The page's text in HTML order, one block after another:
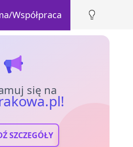
Współpraca
się na
SZCZEGÓŁY